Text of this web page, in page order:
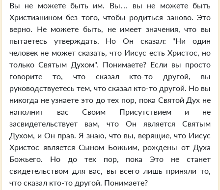
Вы не можете быть им. Вы… вы не можете быть
Христианином без того, чтобы родиться заново. Это
верно. Не можете быть, не имеет значения, что вы
пытаетесь утверждать. Но Он сказал: "Ни один
человек не может сказать, что Иисус есть Христос, но
только Святым Духом". Понимаете? Если вы просто
говорите то, что сказал кто-то другой, вы
руководствуетесь тем, что сказал кто-то другой. Но вы
никогда не узнаете это до тех пор, пока Святой Дух не
наполнит вас Своим Присутствием и не
засвидетельствует вам, что Он является Святым
Духом, и Он прав. Я знаю, что вы, верящие, что Иисус
Христос является Сыном Божьим, рождены от Духа
Божьего. Но до тех пор, пока Это не станет
свидетельством для вас, вы всего лишь приняли то,
что сказал кто-то другой. Понимаете?